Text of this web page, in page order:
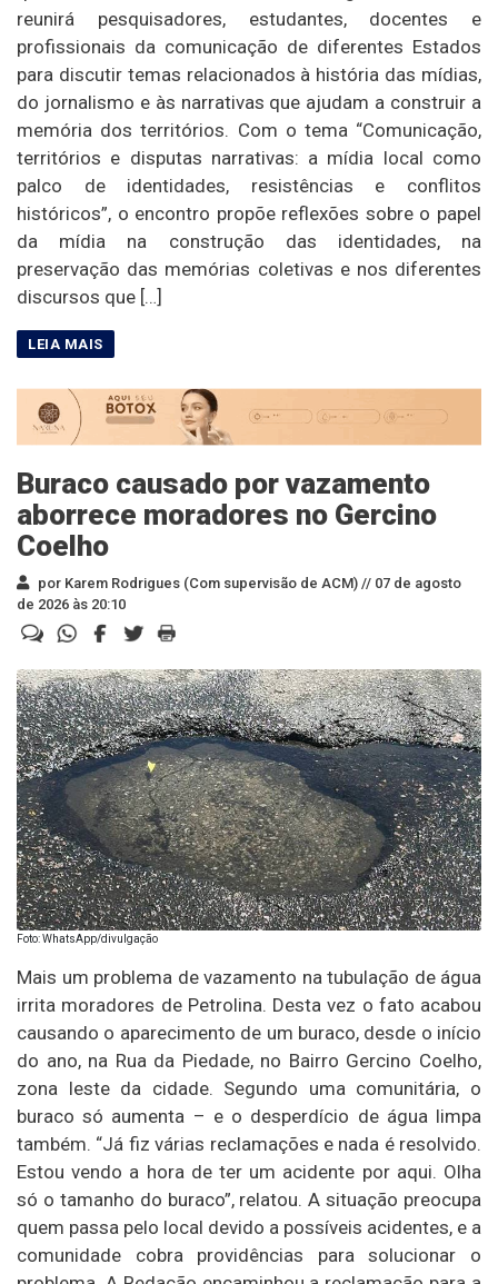
reunirá pesquisadores, estudantes, docentes e
profissionais da comunicação de diferentes Estados
para discutir temas relacionados à história das mídias,
do jornalismo e às narrativas que ajudam a construir a
memória dos territórios. Com o tema “Comunicação,
territórios e disputas narrativas: a mídia local como
palco de identidades, resistências e conflitos
históricos”, o encontro propõe reflexões sobre o papel
da mídia na construção das identidades, na
preservação das memórias coletivas e nos diferentes
discursos que […]
Buraco causado por vazamento
aborrece moradores no Gercino
Coelho
por Karem Rodrigues (Com supervisão de ACM) // 07 de agosto
de 2026 às 20:10
Foto: WhatsApp/divulgação
Mais um problema de vazamento na tubulação de água
irrita moradores de Petrolina. Desta vez o fato acabou
causando o aparecimento de um buraco, desde o início
do ano, na Rua da Piedade, no Bairro Gercino Coelho,
zona leste da cidade. Segundo uma comunitária, o
buraco só aumenta – e o desperdício de água limpa
também. “Já fiz várias reclamações e nada é resolvido.
Estou vendo a hora de ter um acidente por aqui. Olha
só o tamanho do buraco”, relatou. A situação preocupa
quem passa pelo local devido a possíveis acidentes, e a
comunidade cobra providências para solucionar o